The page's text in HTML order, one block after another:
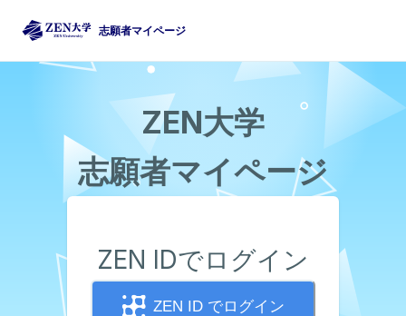
志願者マイページ
ZEN大学
志願者マイページ
ZEN IDでログイン
ZEN ID でログイン